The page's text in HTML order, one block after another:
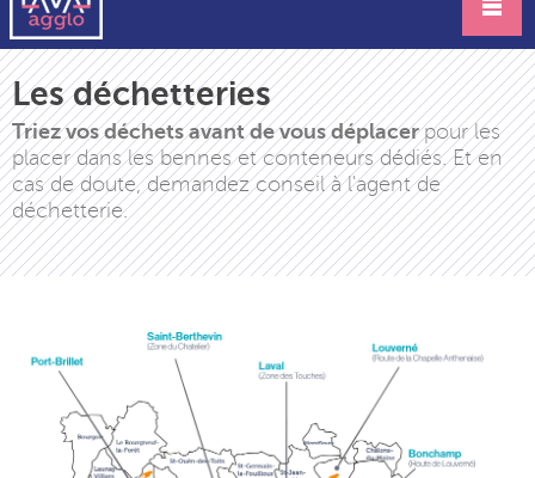
Les déchetteries
Triez vos déchets avant de vous déplacerpour les
placer dans les bennes et conteneurs dédiés. Et en
cas de doute, demandez conseil à l'agent de
déchetterie.